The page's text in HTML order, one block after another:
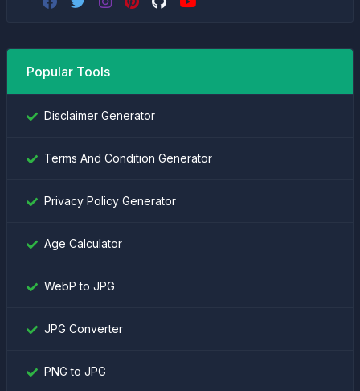
Popular Tools
Disclaimer Generator
Terms And Condition Generator
Privacy Policy Generator
Age Calculator
WebP to JPG
JPG Converter
PNG to JPG